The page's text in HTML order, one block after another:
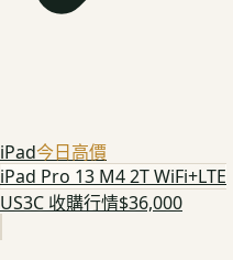
iPad今日高價
iPad Pro 13 M4 2T WiFi+LTE
US3C 收購行情$36,000